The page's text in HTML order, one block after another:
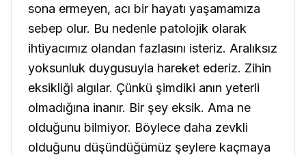
sona ermeyen, acı bir hayatı yaşamamıza
sebep olur. Bu nedenle patolojik olarak
ihtiyacımız olandan fazlasını isteriz. Aralıksız
yoksunluk duygusuyla hareket ederiz. Zihin
eksikliği algılar. Çünkü şimdiki anın yeterli
olmadığına inanır. Bir şey eksik. Ama ne
olduğunu bilmiyor. Böylece daha zevkli
olduğunu düşündüğümüz şeylere kaçmaya